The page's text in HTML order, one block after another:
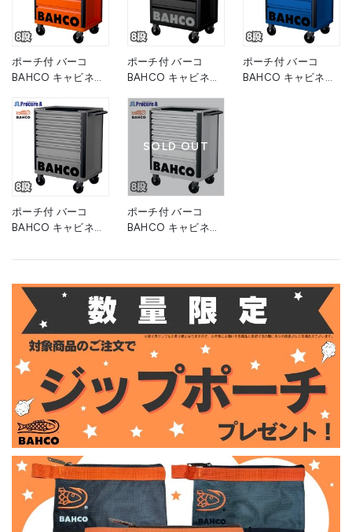
ポーチ付 バーコ
BAHCO キャビネッ
チール製ワゴン ツー
ルストレージエント
リー 1472K8 高さ
955×幅693×奥行
510mm 1台 ■▼139-
0873
ポーチ付 バーコ
BAHCO キャビネッ
チール製ワゴン ツー
ルストレージエント
リー 1472K8BLACK
黒 高さ955×幅693×
奥行510mm 1台
■▼139-0859
ポーチ付 バーコ
BAHCO キャビネッ
ポーチ付 バーコ
BAHCO キャビネッ
ル製ワゴン ツールス
1472K8GREY 1台 高
955×幅693×奥行
510mm ■▼266-
9056
SOLD OUT
ポーチ付 バーコ
BAHCO キャビネッ
チール製ワゴン ツー
リー 1472K8WHITE
白 高さ955×幅693×
奥行510mm 1台
■▼266-9055